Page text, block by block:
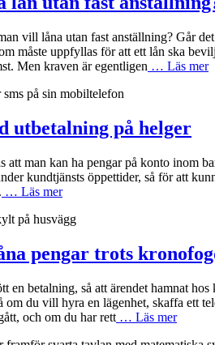
vill låna utan fast anställning? Går
måste uppfyllas för att ett lån ska
Men kraven är egentligen … Läs mer
utbetalning på helger
att man kan ha pengar på konto inom
kundtjänsts öppettider, så för att
… Läs mer
pengar trots
en betalning, så att ärendet hamnat
om du vill hyra en lägenhet, skaffa ett
och om du har rett … Läs mer